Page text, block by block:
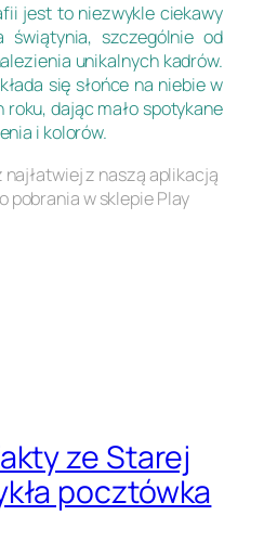
jest to niezwykle ciekawy
świątynia, szczególnie od
unikalnych kadrów.
się słońce na niebie w
dając mało spotykane
i kolorów.
z naszą aplikacją
pobrania w sklepie Play
ze Starej
pocztówka